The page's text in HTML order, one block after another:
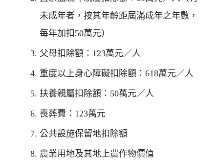
未成年者，按其年齡距屆滿成年之年數，
每年加扣50萬元）
父母扣除額：123萬元／人
重度以上身心障礙扣除額：618萬元／人
扶養親屬扣除額：50萬元／人
喪葬費：123萬元
公共設施保留地扣除額
農業用地及其地上農作物價值